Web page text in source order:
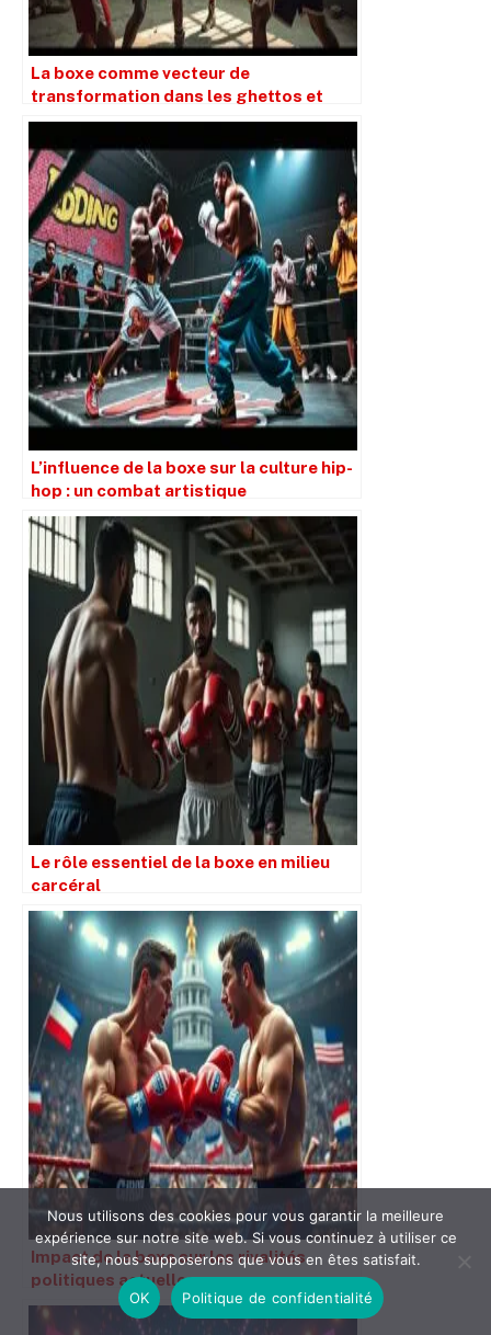
La boxe comme vecteur de
transformation dans les ghettos et
quartiers populaires
L’influence de la boxe sur la culture hip-
hop : un combat artistique
Le rôle essentiel de la boxe en milieu
carcéral
Impact de la boxe sur les rivalités
politiques actuelles
Nous utilisons des cookies pour vous garantir la meilleure
expérience sur notre site web. Si vous continuez à utiliser ce
site, nous supposerons que vous en êtes satisfait.
OK Politique de confidentialité